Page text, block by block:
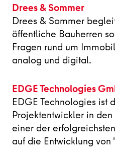
Drees & Sommer
Drees & Sommer
öffentliche Bauherren
Fragen rund um
analog und digital.
EDGE Technologies
EDGE Technologies ist
Projektentwickler in
einer der
auf die Entwicklung von